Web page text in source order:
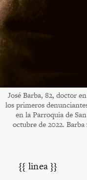
José Barba, 82, doctor
los primeros
en la Parroquia de
octubre de 2022.
{{ linea }}